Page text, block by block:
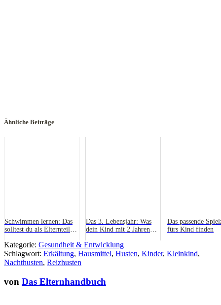
Ähnliche Beiträge
Schwimmen lernen: Das
solltest du als Elternteil
Das 3. Lebensjahr: Was
dein Kind mit 2 Jahren
Das passende
fürs Kind finden
Kategorie: Gesundheit & Entwicklung
Schlagwort: Erkältung, Hausmittel, Husten, Kinder, Kleinkind,
Nachthusten, Reizhusten
von Das Elternhandbuch